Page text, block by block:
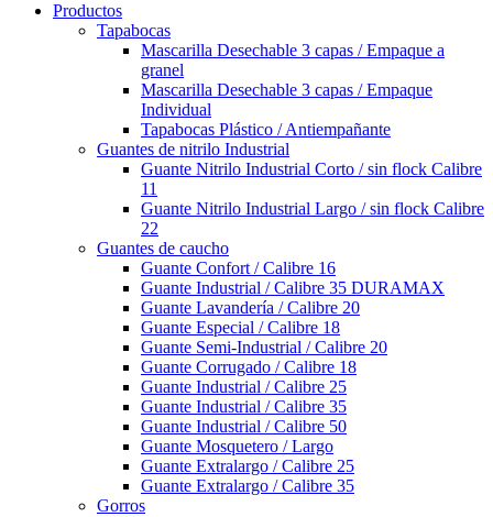
Productos
Tapabocas
Mascarilla Desechable 3 capas / Empaque a
granel
Mascarilla Desechable 3 capas / Empaque
Individual
Tapabocas Plástico / Antiempañante
Guantes de nitrilo Industrial
Guante Nitrilo Industrial Corto / sin flock Calibre
11
Guante Nitrilo Industrial Largo / sin flock Calibre
22
Guantes de caucho
Guante Confort / Calibre 16
Guante Industrial / Calibre 35 DURAMAX
Guante Lavandería / Calibre 20
Guante Especial / Calibre 18
Guante Semi-Industrial / Calibre 20
Guante Corrugado / Calibre 18
Guante Industrial / Calibre 25
Guante Industrial / Calibre 35
Guante Industrial / Calibre 50
Guante Mosquetero / Largo
Guante Extralargo / Calibre 25
Guante Extralargo / Calibre 35
Gorros